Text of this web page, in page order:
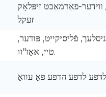
ווידער-פאַרמאַכט זיפּלאָק
זעקל
פֿליסיקייט, פּודער,
טיי, אאַז"וו.
לדפּע לדפּע הדפּע פּאָ עוואַ